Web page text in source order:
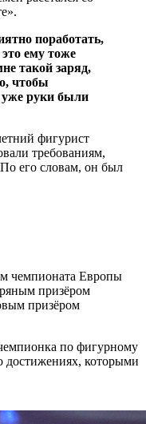
поработать,
ему тоже
такой заряд,
чтобы
уже руки были
фигурист
требованиям,
По его словам, он был
чемпионата Европы
призёром
призёром
по фигурному
достижениях, которыми